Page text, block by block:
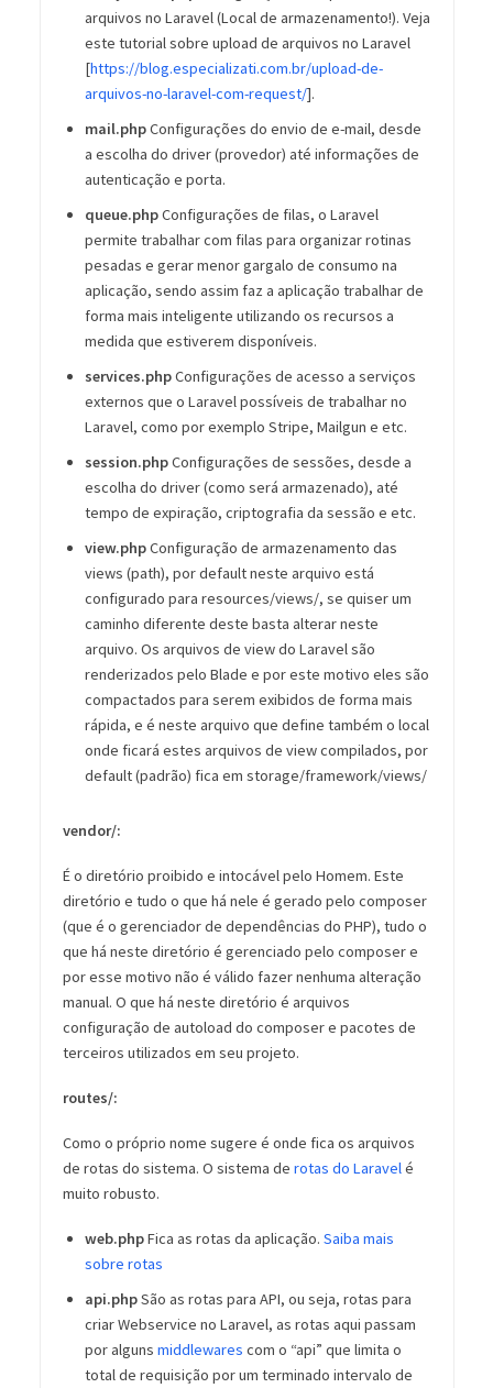
arquivos no Laravel (Local de armazenamento!). Veja
este tutorial sobre upload de arquivos no Laravel
[https://blog.especializati.com.br/upload-de-
arquivos-no-laravel-com-request/].
mail.phpConfigurações do envio de e-mail, desde
a escolha do driver (provedor) até informações de
autenticação e porta.
queue.phpConfigurações de filas, o Laravel
permite trabalhar com filas para organizar rotinas
pesadas e gerar menor gargalo de consumo na
aplicação, sendo assim faz a aplicação trabalhar de
forma mais inteligente utilizando os recursos a
medida que estiverem disponíveis.
services.phpConfigurações de acesso a serviços
externos que o Laravel possíveis de trabalhar no
Laravel, como por exemplo Stripe, Mailgun e etc.
session.phpConfigurações de sessões, desde a
escolha do driver (como será armazenado), até
tempo de expiração, criptografia da sessão e etc.
view.phpConfiguração de armazenamento das
views (path), por default neste arquivo está
configurado para resources/views/, se quiser um
caminho diferente deste basta alterar neste
arquivo. Os arquivos de view do Laravel são
renderizados pelo Blade e por este motivo eles são
compactados para serem exibidos de forma mais
rápida, e é neste arquivo que define também o local
onde ficará estes arquivos de view compilados, por
default (padrão) fica em storage/framework/views/
vendor/:
É o diretório proibido e intocável pelo Homem. Este
diretório e tudo o que há nele é gerado pelo composer
(que é o gerenciador de dependências do PHP), tudo o
que há neste diretório é gerenciado pelo composer e
por esse motivo não é válido fazer nenhuma alteração
manual. O que há neste diretório é arquivos
configuração de autoload do composer e pacotes de
terceiros utilizados em seu projeto.
routes/:
Como o próprio nome sugere é onde fica os arquivos
de rotas do sistema. O sistema de rotas do Laravelé
muito robusto.
web.phpFica as rotas da aplicação. Saiba mais
sobre rotas
api.phpSão as rotas para API, ou seja, rotas para
criar Webservice no Laravel, as rotas aqui passam
por alguns middlewares com o “api” que limita o
total de requisição por um terminado intervalo de